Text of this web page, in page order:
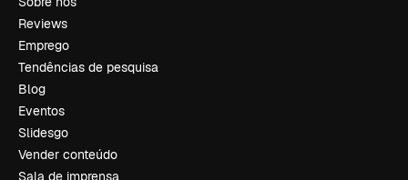
Reviews
Emprego
Tendências de pesquisa
Blog
Eventos
Slidesgo
Vender conteúdo
Sala de imprensa